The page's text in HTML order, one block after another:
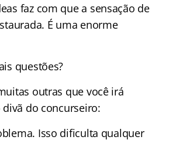
faz com que a sensação de
É uma enorme
questões?
outras que você irá
do concurseiro:
Isso dificulta qualquer